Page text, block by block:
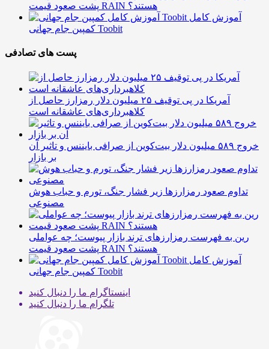
پشت صعود قیمت RAIN هستند؟
آموزش کامل
کمپین جام جهانی Toobit
پست های تصادفی
آمریکا در پی توقیف ۲۵ میلیون دلار رمزارز حاصل از
کلاهبرداری‌های عاشقانه است
خروج ۵۸۹ میلیون دلار بیت‌کوین از صرافی بایننس و تاثیر آن
بر بازار
تداوم صعود رمزارزها زیر فشار جنگ، تورم و حباب هوش
مصنوعی
رین به فهرست رمزارزهای ترند بازار پیوست؛ چه عواملی
پشت صعود قیمت RAIN هستند؟
آموزش کامل
کمپین جام جهانی Toobit
اینستاگرام ما را دنبال کنید
تلگرام ما را دنبال کنید